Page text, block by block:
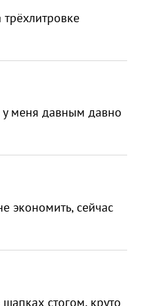
у меня давным давно
экономить, сейчас
стогом, круто